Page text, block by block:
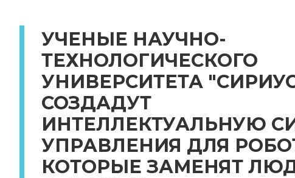
УЧЕНЫЕ НАУЧНО-
ТЕХНОЛОГИЧЕСКОГО
УНИВЕРСИТЕТА
СОЗДАДУТ
ИНТЕЛЛЕКТУАЛЬНУЮ
УПРАВЛЕНИЯ ДЛЯ
КОТОРЫЕ ЗАМЕНЯТ